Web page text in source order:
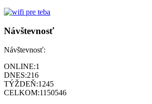
Návštevnosť
Návštevnosť:
ONLINE:1
DNES:216
TÝŽDEŇ:1245
CELKOM:1150546